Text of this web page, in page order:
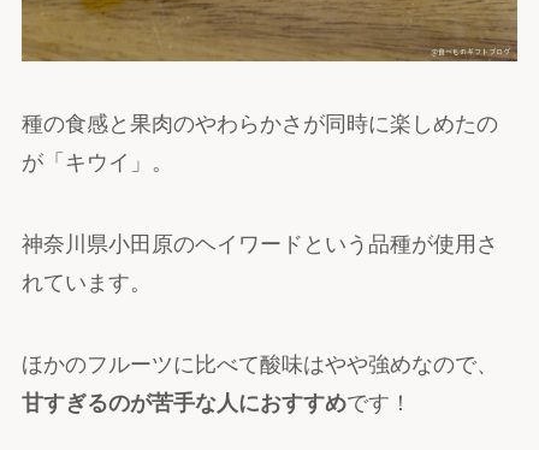
種の食感と果肉のやわらかさが同時に楽しめたの
が「キウイ」。
神奈川県小田原のヘイワードという品種が使用さ
れています。
ほかのフルーツに比べて酸味はやや強めなので、
甘すぎるのが苦手な人におすすめです！